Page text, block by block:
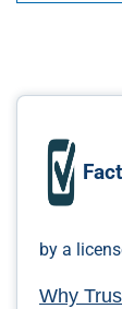
by a
Why